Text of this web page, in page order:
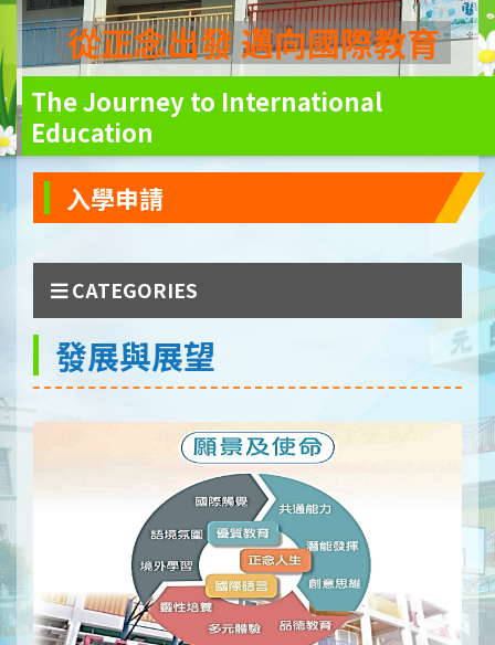
從正念出發 邁向國際教育
The Journey to International
Education
入學申請
CATEGORIES
發展與展望